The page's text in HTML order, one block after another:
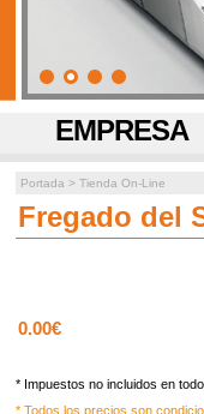
EMPRESA
Portada > Tienda On-Line
Fregado del
0.00€
* Impuestos no incluidos en
* Todos los precios son